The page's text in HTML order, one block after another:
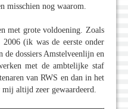
misschien nog waarom.
met grote voldoening. Zoals
(ik was de eerste onder
de dossiers Amstelveenlijn en
met de ambtelijke staf
van RWS en dan in het
altijd zeer gewaardeerd.